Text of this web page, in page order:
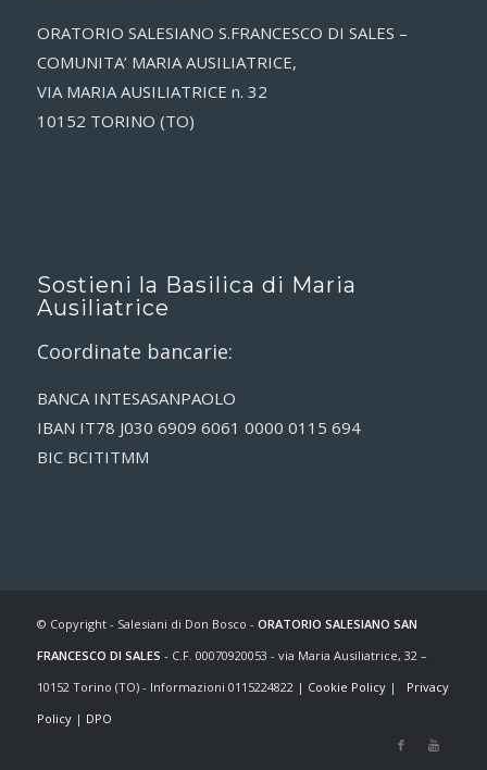
ORATORIO SALESIANO S.FRANCESCO DI SALES –
COMUNITA’ MARIA AUSILIATRICE,
VIA MARIA AUSILIATRICE n. 32
10152 TORINO (TO)
Sostieni la Basilica di Maria
Ausiliatrice
Coordinate bancarie:
BANCA INTESASANPAOLO
IBAN IT78 J030 6909 6061 0000 0115 694
BIC BCITITMM
© Copyright - Salesiani di Don Bosco - ORATORIO SALESIANO SAN
FRANCESCO DI SALES - C.F. 00070920053 - via Maria Ausiliatrice, 32 –
10152 Torino (TO) - Informazioni 0115224822 | Cookie Policy| Privacy
Policy| DPO